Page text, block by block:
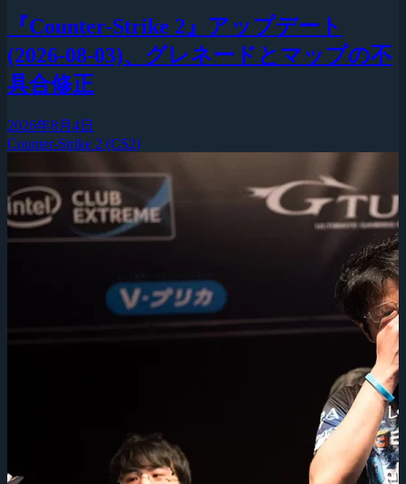
『Counter-Strike 2』アップデート
(2026-08-03)、グレネードとマップの不
具合修正
2026年8月4日
Counter-Strike 2 (CS2)